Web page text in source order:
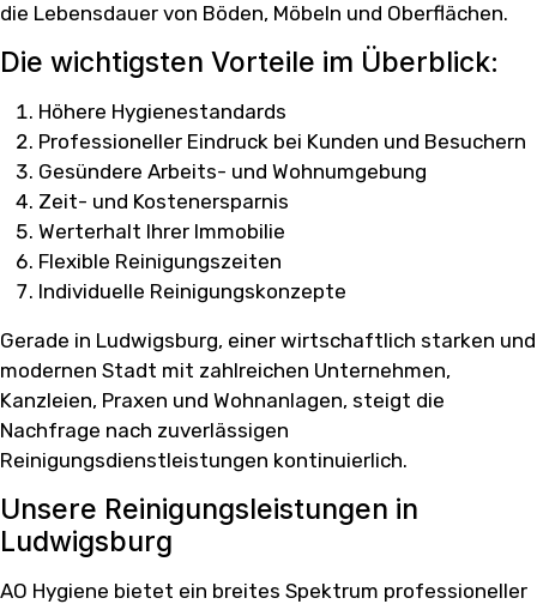
die Lebensdauer von Böden, Möbeln und Oberflächen.
Die wichtigsten Vorteile im Überblick:
Höhere Hygienestandards
Professioneller Eindruck bei Kunden und Besuchern
Gesündere Arbeits- und Wohnumgebung
Zeit- und Kostenersparnis
Werterhalt Ihrer Immobilie
Flexible Reinigungszeiten
Individuelle Reinigungskonzepte
Gerade in Ludwigsburg, einer wirtschaftlich starken und
modernen Stadt mit zahlreichen Unternehmen,
Kanzleien, Praxen und Wohnanlagen, steigt die
Nachfrage nach zuverlässigen
Reinigungsdienstleistungen kontinuierlich.
Unsere Reinigungsleistungen in
Ludwigsburg
AO Hygiene bietet ein breites Spektrum professioneller